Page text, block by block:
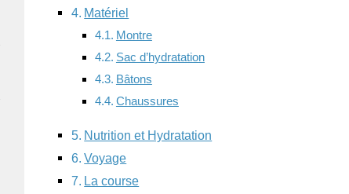
Matériel
Montre
Sac d’hydratation
Bâtons
Chaussures
Nutrition et Hydratation
Voyage
La course